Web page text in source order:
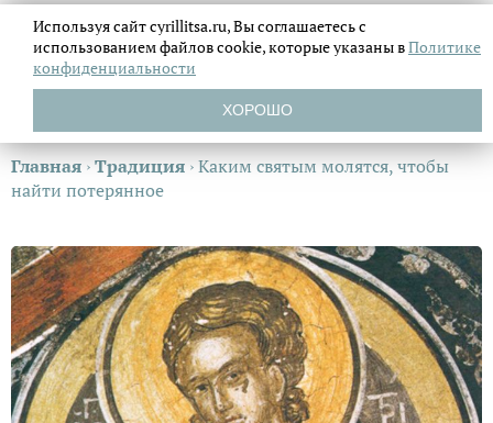
Главная ›Традиция ›Каким святым молятся, чтобы
найти потерянное
Используя сайт cyrillitsa.ru, Вы соглашаетесь с
использованием файловcookie, которые указаны вПолитике
конфиденциальности
ХОРОШО